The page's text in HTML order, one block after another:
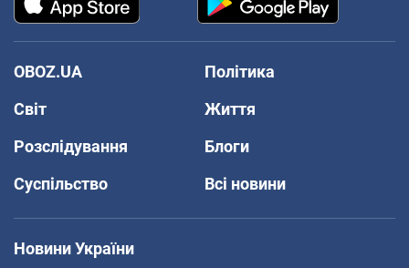
OBOZ.UA
Політика
Світ
Життя
Розслідування
Блоги
Суспільство
Всі новини
Новини України